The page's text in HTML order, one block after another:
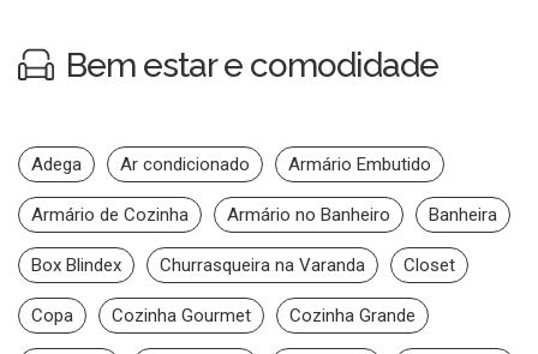
Bem estar e comodidade
Adega Ar condicionado Armário Embutido
Armário de Cozinha Armário no Banheiro Banheira
Box Blindex Churrasqueira na Varanda Closet
Copa Cozinha Gourmet Cozinha Grande